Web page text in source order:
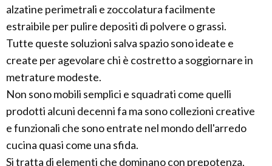
alzatine perimetrali e zoccolatura facilmente
estraibile per pulire depositi di polvere o grassi.
Tutte queste soluzioni salva spazio sono ideate e
create per agevolare chi è costretto a soggiornare in
metrature modeste.
Non sono mobili semplici e squadrati come quelli
prodotti alcuni decenni fa ma sono collezioni creative
e funzionali che sono entrate nel mondo dell'arredo
cucina quasi come una sfida.
Si tratta di elementi che dominano con prepotenza,